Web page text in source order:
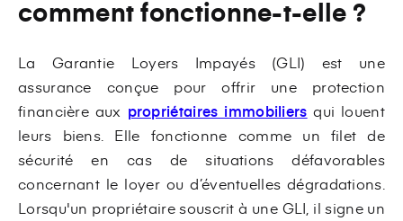
comment fonctionne-t-elle ?
La Garantie Loyers Impayés (GLI) est une
assurance conçue pour offrir une protection
financière aux propriétaires immobiliers qui louent
leurs biens. Elle fonctionne comme un filet de
sécurité en cas de situations défavorables
concernant le loyer ou d’éventuelles dégradations.
Lorsqu'un propriétaire souscrit à une GLI, il signe un